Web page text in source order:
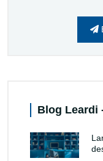
Blog Leardi